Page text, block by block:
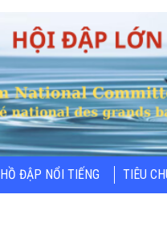
HỒ ĐẬP NỔI TIẾNG TIÊU